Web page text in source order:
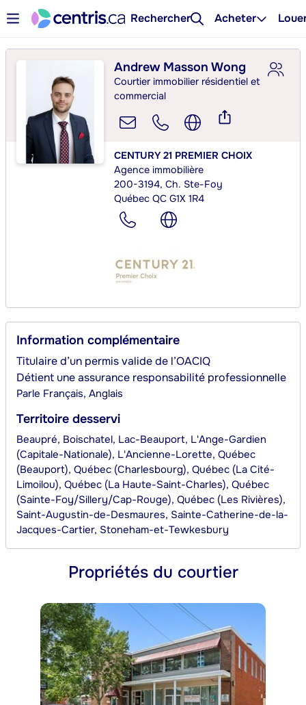
Rechercher Acheter
Andrew Masson Wong
Courtier immobilier résidentiel et
commercial
CENTURY 21 PREMIER CHOIX
Agence immobilière
200-3194, Ch. Ste-Foy
Québec QC G1X 1R4
Information complémentaire
Titulaire d’un permis valide de l’OACIQ
Détient une assurance responsabilité professionnelle
Parle Français, Anglais
Territoire desservi
Beaupré, Boischatel, Lac-Beauport, L'Ange-Gardien
(Capitale-Nationale), L'Ancienne-Lorette, Québec
(Beauport), Québec (Charlesbourg), Québec (La Cité-
Limoilou), Québec (La Haute-Saint-Charles), Québec
(Sainte-Foy/Sillery/Cap-Rouge), Québec (Les Rivières),
Saint-Augustin-de-Desmaures, Sainte-Catherine-de-la-
Jacques-Cartier, Stoneham-et-Tewkesbury
Propriétés du courtier